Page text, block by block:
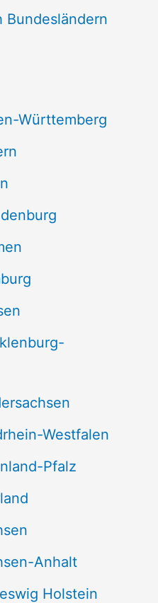
Bundesländern
Württemberg
Westfalen
Pfalz
Anhalt
Holstein